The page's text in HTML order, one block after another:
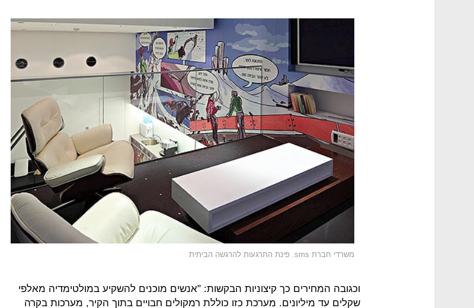
משרדי חברת sms. פינת התרגעות להרגשה הביתית
וכגובה המחירים כך קיצוניות הבקשות: "אנשים מוכנים להשקיע במולטימדיה מאלפי
שקלים עד מיליונים. מערכת כזו כוללת רמקולים חבויים בתוך הקיר, מערכות בקרה